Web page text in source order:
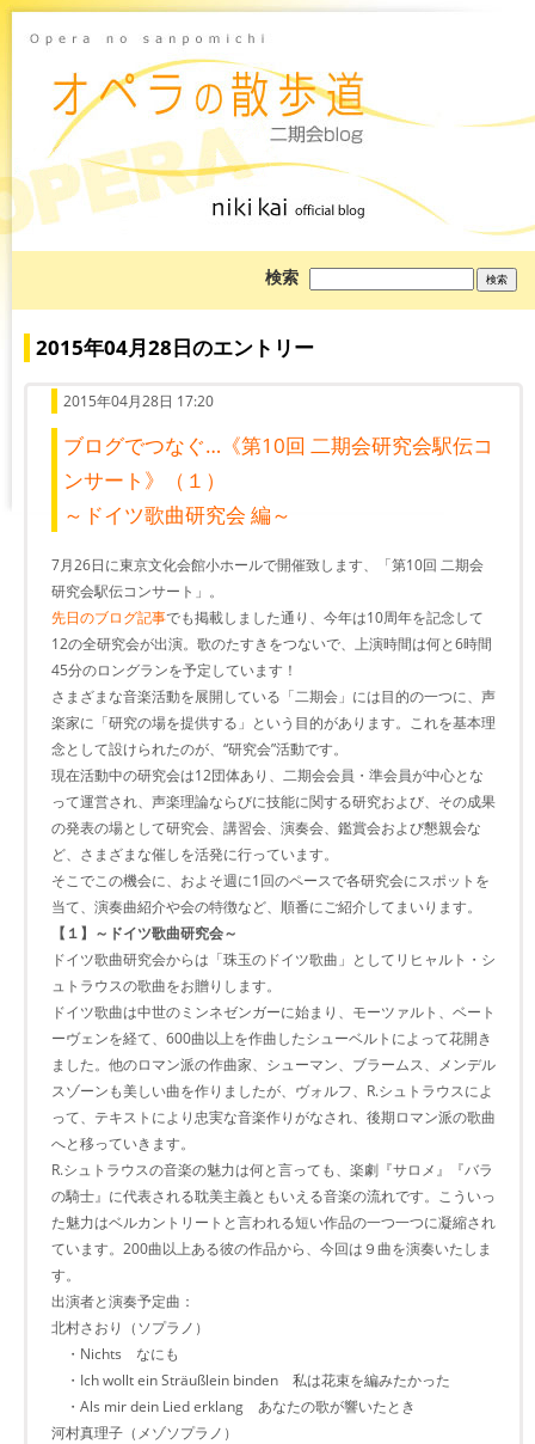
検索
を
索:
2015年04月28日のエントリー
2015年04月28日 17:20
ブログでつなぐ…《第10回 二期会研究会駅伝コ
ンサート》（１）
～ドイツ歌曲研究会 編～
7月26日に東京文化会館小ホールで開催致します、「第10回 二期会
研究会駅伝コンサート」。
先日のブログ記事でも掲載しました通り、今年は10周年を記念して
12の全研究会が出演。歌のたすきをつないで、上演時間は何と6時間
45分のロングランを予定しています！
さまざまな音楽活動を展開している「二期会」には目的の一つに、声
楽家に「研究の場を提供する」という目的があります。これを基本理
念として設けられたのが、“研究会”活動です。
現在活動中の研究会は12団体あり、二期会会員・準会員が中心とな
って運営され、声楽理論ならびに技能に関する研究および、その成果
の発表の場として研究会、講習会、演奏会、鑑賞会および懇親会な
ど、さまざまな催しを活発に行っています。
そこでこの機会に、およそ週に1回のペースで各研究会にスポットを
当て、演奏曲紹介や会の特徴など、順番にご紹介してまいります。
【１】～ドイツ歌曲研究会～
ドイツ歌曲研究会からは「珠玉のドイツ歌曲」としてリヒャルト・シ
ュトラウスの歌曲をお贈りします。
ドイツ歌曲は中世のミンネゼンガーに始まり、モーツァルト、ベート
ーヴェンを経て、600曲以上を作曲したシューベルトによって花開き
ました。他のロマン派の作曲家、シューマン、ブラームス、メンデル
スゾーンも美しい曲を作りましたが、ヴォルフ、R.シュトラウスによ
って、テキストにより忠実な音楽作りがなされ、後期ロマン派の歌曲
へと移っていきます。
R.シュトラウスの音楽の魅力は何と言っても、楽劇『サロメ』『バラ
の騎士』に代表される耽美主義ともいえる音楽の流れです。こういっ
た魅力はベルカントリートと言われる短い作品の一つ一つに凝縮され
ています。200曲以上ある彼の作品から、今回は９曲を演奏いたしま
す。
出演者と演奏予定曲：
北村さおり（ソプラノ）
・Nichts なにも
・Ich wollt ein Sträußlein binden 私は花束を編みたかった
・Als mir dein Lied erklang あなたの歌が響いたとき
河村真理子（メゾソプラノ）